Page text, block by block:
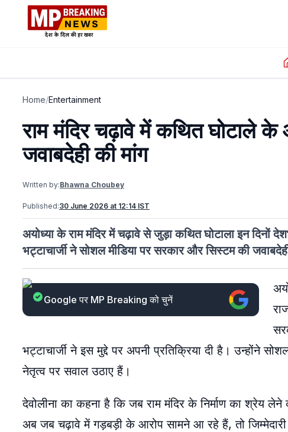
Home/Entertainment
राम मंदिर चढ़ावे में कथित घोटाले के
जवाबदेही की मांग
Written by:Bhawna Choubey
Published:30 June 2026 at 12:14 IST
अयोध्या के राम मंदिर में चढ़ावे से जुड़ा कथित घोटाला इन दिनों
भट्टाचार्जी ने सोशल मीडिया पर सरकार और सिस्टम की
Google पर MP Breaking को चुनें
भट्टाचार्जी ने इस मुद्दे पर अपनी प्रतिक्रिया दी है। उन्होंने
नेतृत्व पर सवाल उठाए हैं।
देवोलीना का कहना है कि जब राम मंदिर के निर्माण का
अब जब चढ़ावे में गड़बड़ी के आरोप सामने आ रहे हैं, तो